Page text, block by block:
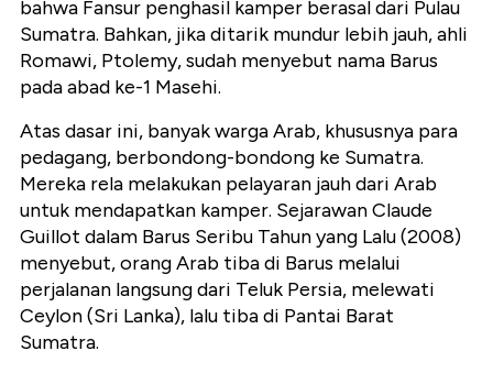
bahwa Fansur penghasil kamper berasal dari Pulau
Sumatra. Bahkan, jika ditarik mundur lebih jauh, ahli
Romawi, Ptolemy, sudah menyebut nama Barus
pada abad ke-1 Masehi.
Atas dasar ini, banyak warga Arab, khususnya para
pedagang, berbondong-bondong ke Sumatra.
Mereka rela melakukan pelayaran jauh dari Arab
untuk mendapatkan kamper. Sejarawan Claude
Guillot dalam Barus Seribu Tahun yang Lalu (2008)
menyebut, orang Arab tiba di Barus melalui
perjalanan langsung dari Teluk Persia, melewati
Ceylon (Sri Lanka), lalu tiba di Pantai Barat
Sumatra.